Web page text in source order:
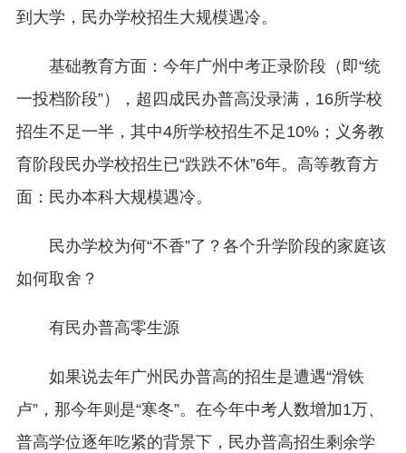
到大学，民办学校招生大规模遇冷。
基础教育方面：今年广州中考正录阶段（即“统
一投档阶段”），超四成民办普高没录满，16所学校
招生不足一半，其中4所学校招生不足10%；义务教
育阶段民办学校招生已“跌跌不休”6年。高等教育方
面：民办本科大规模遇冷。
民办学校为何“不香”了？各个升学阶段的家庭该
如何取舍？
有民办普高零生源
如果说去年广州民办普高的招生是遭遇“滑铁
卢”，那今年则是“寒冬”。在今年中考人数增加1万、
普高学位逐年吃紧的背景下，民办普高招生剩余学